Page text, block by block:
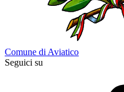
Comune di Aviatico
Seguici su